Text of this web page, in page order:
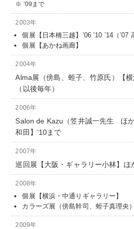
’09まで
2003年
個展【日本橋三越】’06 ’10 ’14（’07
個展【あかね画廊】
2004年
Alma展（傍島、蛭子、竹原氏）【横
（以後毎年）
2006年
Salon de Kazu（笠井誠一先生 ほ
和田】’10まで
2007年
巡回展【大阪・ギャラリー小林】ほ
2008年
個展【横浜・中通りギャラリー】
カラーズ展（傍島幹司、蛭子真理央
2009年